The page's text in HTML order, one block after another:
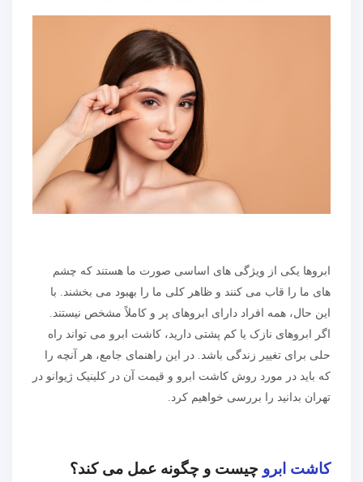
ابروها یکی از ویژگی های اساسی صورت ما هستند که چشم
های ما را قاب می کنند و ظاهر کلی ما را بهبود می بخشند. با
این حال، همه افراد دارای ابروهای پر و کاملاً مشخص نیستند.
اگر ابروهای نازک یا کم پشتی دارید، کاشت ابرو می تواند راه
حلی برای تغییر زندگی باشد. در این راهنمای جامع، هر آنچه را
که باید در مورد روش کاشت ابرو و قیمت آن در کلینیک ژیوانو در
تهران بدانید را بررسی خواهیم کرد.
کاشت ابرو چیست و چگونه عمل می کند؟